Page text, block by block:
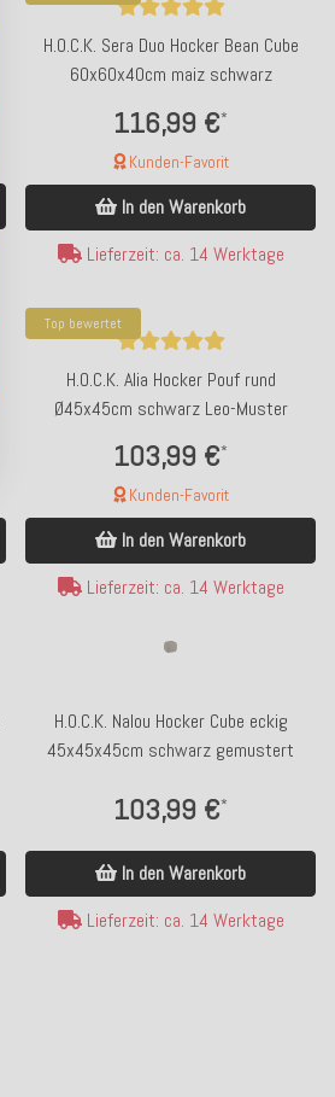
H.O.C.K. Sera Duo Hocker Bean Cube
60x60x40cm maiz schwarz
116,99 €*
Kunden-Favorit
In den Warenkorb
Lieferzeit: ca. 14 Werktage
Top bewertet
H.O.C.K. Alia Hocker Pouf rund
Ø45x45cm schwarz Leo-Muster
103,99 €*
Kunden-Favorit
In den Warenkorb
Lieferzeit: ca. 14 Werktage
H.O.C.K. Nalou Hocker Cube eckig
45x45x45cm schwarz gemustert
103,99 €*
In den Warenkorb
Lieferzeit: ca. 14 Werktage